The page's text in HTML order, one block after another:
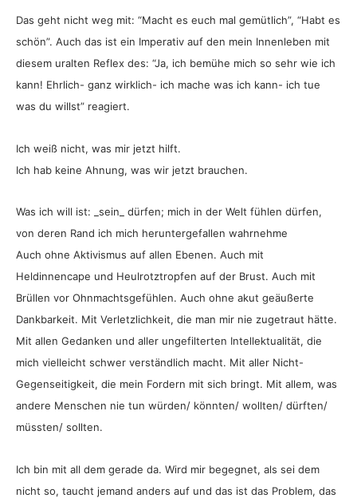
Das geht nicht weg mit: “Macht es euch mal gemütlich”, “Habt es
schön”. Auch das ist ein Imperativ auf den mein Innenleben mit
diesem uralten Reflex des: “Ja, ich bemühe mich so sehr wie ich
kann! Ehrlich- ganz wirklich- ich mache was ich kann- ich tue
was du willst” reagiert.
Ich weiß nicht, was mir jetzt hilft.
Ich hab keine Ahnung, was wir jetzt brauchen.
Was ich will ist: _sein_ dürfen; mich in der Welt fühlen dürfen,
von deren Rand ich mich heruntergefallen wahrnehme
Auch ohne Aktivismus auf allen Ebenen. Auch mit
Heldinnencape und Heulrotztropfen auf der Brust. Auch mit
Brüllen vor Ohnmachtsgefühlen. Auch ohne akut geäußerte
Dankbarkeit. Mit Verletzlichkeit, die man mir nie zugetraut hätte.
Mit allen Gedanken und aller ungefilterten Intellektualität, die
mich vielleicht schwer verständlich macht. Mit aller Nicht-
Gegenseitigkeit, die mein Fordern mit sich bringt. Mit allem, was
andere Menschen nie tun würden/ könnten/ wollten/ dürften/
müssten/ sollten.
Ich bin mit all dem gerade da. Wird mir begegnet, als sei dem
nicht so, taucht jemand anders auf und das ist das Problem, das